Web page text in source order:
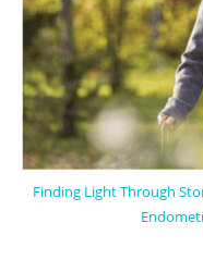
Finding Light Through